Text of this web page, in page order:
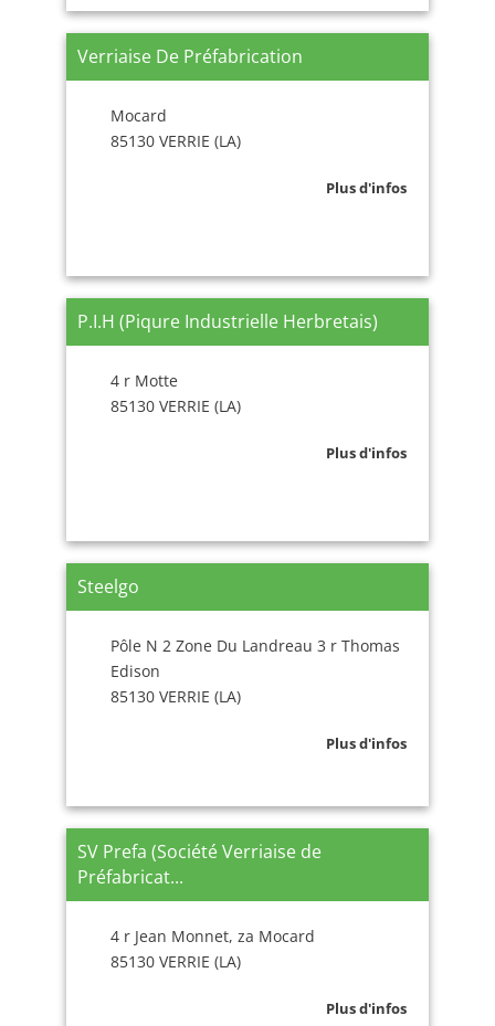
Verriaise De Préfabrication
Mocard
85130 VERRIE (LA)
Plus d'infos
P.I.H (Piqure Industrielle Herbretais)
4 r Motte
85130 VERRIE (LA)
Plus d'infos
Steelgo
Pôle N 2 Zone Du Landreau 3 r Thomas
Edison
85130 VERRIE (LA)
Plus d'infos
SV Prefa (Société Verriaise de
Préfabricat...
4 r Jean Monnet, za Mocard
85130 VERRIE (LA)
Plus d'infos